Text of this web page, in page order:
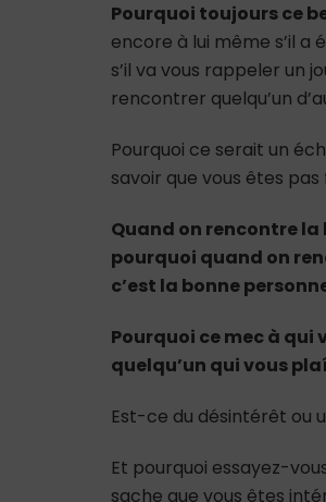
Pourquoi toujours ce
encore à lui même s’il a
s’il va vous rappeler un
rencontrer quelqu’un
Pourquoi ce serait un
savoir que vous êtes
Quand on rencontre la
pourquoi quand on
c’est la bonne
Pourquoi ce mec à qui
quelqu’un qui vous
Est-ce du désintérêt ou
Et pourquoi essayez-
sache que vous êtes